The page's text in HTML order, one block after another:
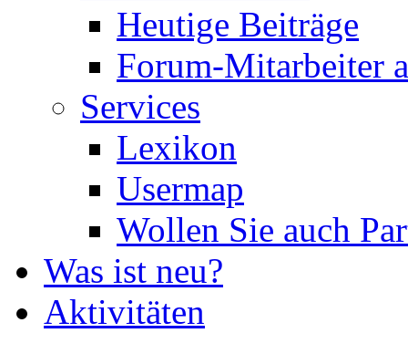
Heutige Beiträge
Forum-Mitarbeiter
Services
Lexikon
Usermap
Wollen Sie auch
Was ist neu?
Aktivitäten